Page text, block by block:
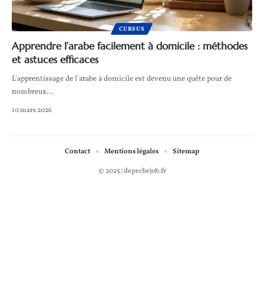
CURSUS
Apprendre l’arabe facilement à domicile : méthodes
et astuces efficaces
L'apprentissage de l'arabe à domicile est devenu une quête pour de
nombreux…
10 mars 2026
© 2025 | depechejob.fr
Contact Mentions légales Sitemap